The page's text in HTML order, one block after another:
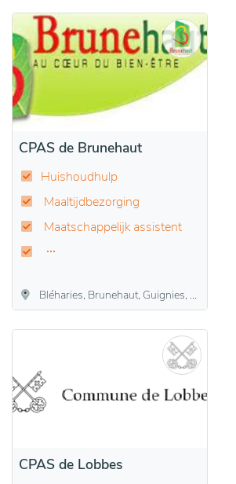
CPAS de Brunehaut
Huishoudhulp
Maaltijdbezorging
Maatschappelijk assistent
Bléharies, Brunehaut, Guignies, Hollain, Howardries, Jollain-Merlin, Laplaigne, Lesdain, Rongy, Wez-Velvain
CPAS de Lobbes